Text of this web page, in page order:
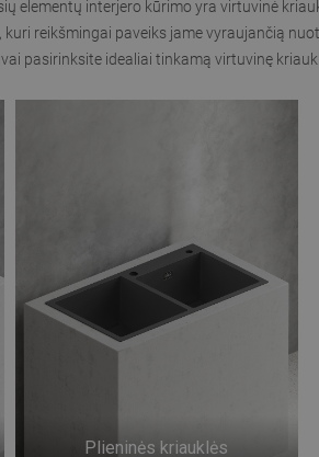
elementų interjero kūrimo yra virtuvinė
reikšmingai paveiks jame vyraujančią
pasirinksite idealiai tinkamą virtuvinę
Plieninės kriauklės